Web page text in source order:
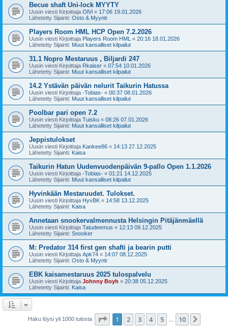
Becue shaft Uni-lock MYYTY
Uusin viesti Kirjoittaja OlVi « 17:06 19.01.2026
Lähetetty Sijainti: Osto & Myynti
Players Room HML HCP Open 7.2.2026
Uusin viesti Kirjoittaja Players Room HML « 20:16 18.01.2026
Lähetetty Sijainti: Muut kansalliset kilpailut
31.1 Nopro Mestaruus , Biljardi 247
Uusin viesti Kirjoittaja Rkaiser « 07:54 10.01.2026
Lähetetty Sijainti: Muut kansalliset kilpailut
14.2 Ystävän päivän nelurit Taikurin Hatussa
Uusin viesti Kirjoittaja -Tobias- « 00:37 08.01.2026
Lähetetty Sijainti: Muut kansalliset kilpailut
Poolbar pari open 7.2
Uusin viesti Kirjoittaja Tuisku « 08:26 07.01.2026
Lähetetty Sijainti: Muut kansalliset kilpailut
Jeppistulokset
Uusin viesti Kirjoittaja Kankee86 « 14:13 27.12.2025
Lähetetty Sijainti: Kaisa
Taikurin Hatun Uudenvuodenpäivän 9-pallo Open 1.1.2026
Uusin viesti Kirjoittaja -Tobias- « 01:21 14.12.2025
Lähetetty Sijainti: Muut kansalliset kilpailut
Hyvinkään Mestaruudet. Tulokset.
Uusin viesti Kirjoittaja HyvBK « 14:58 13.12.2025
Lähetetty Sijainti: Kaisa
Annetaan snookervalmennusta Helsingin Pitäjänmäellä
Uusin viesti Kirjoittaja Tatudeemus « 12:13 09.12.2025
Lähetetty Sijainti: Snooker
M: Predator 314 first gen shafti ja bearin putti
Uusin viesti Kirjoittaja Apk74 « 14:07 08.12.2025
Lähetetty Sijainti: Osto & Myynti
EBK kaisamestaruus 2025 tulospalvelu
Uusin viesti Kirjoittaja Johnny Boyh « 20:38 05.12.2025
Lähetetty Sijainti: Kaisa
Haku löysi yli 1000 tulosta Sivu /10
1 2 3 4 5 10